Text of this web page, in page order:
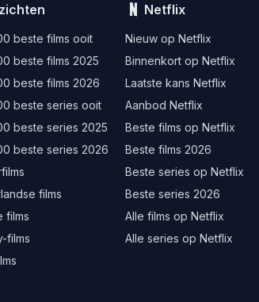
beste films ooit
beste films 2025
beste films 2026
beste series ooit
beste series 2025
beste series 2026
films
films
films
Netflix
Nieuw op Netflix
Binnenkort op Netflix
Laatste kans Netflix
Aanbod Netflix
Beste films op Netflix
Beste films 2026
Beste series op Netflix
Beste series 2026
Alle films op Netflix
Alle series op Netflix